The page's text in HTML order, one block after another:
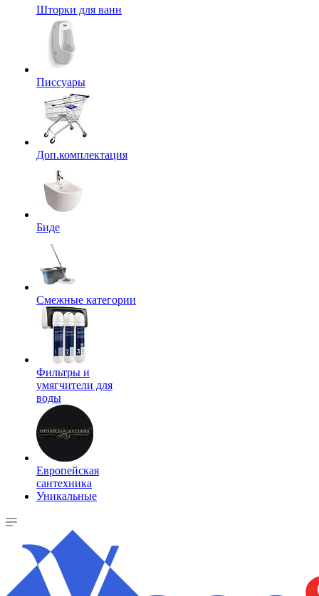
Шторки для ванн
Писсуары
Доп.комплектация
Биде
Смежные категории
Фильтры и
умягчители для
воды
Европейская
сантехника
Уникальные